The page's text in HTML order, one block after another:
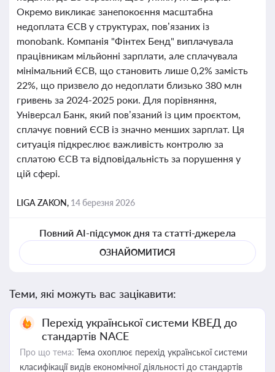
Окремо викликає занепокоєння масштабна
недоплата ЄСВ у структурах, пов’язаних із
monobank. Компанія "Фінтех Бенд" виплачувала
працівникам мільйонні зарплати, але сплачувала
мінімальний ЄСВ, що становить лише 0,2% замість
22%, що призвело до недоплати близько 380 млн
гривень за 2024-2025 роки. Для порівняння,
Універсал Банк, який пов’язаний із цим проєктом,
сплачує повний ЄСВ із значно менших зарплат. Ця
ситуація підкреслює важливість контролю за
сплатою ЄСВ та відповідальність за порушення у
цій сфері.
LIGA ZAKON, 14 березня 2026
Повний AI-підсумок дня та статті-джерела
ОЗНАЙОМИТИСЯ
Теми, які можуть вас зацікавити:
Перехід української системи КВЕД до
стандартів NACE
Про що тема: Тема охоплює перехід української системи
класифікації видів економічної діяльності до стандартів